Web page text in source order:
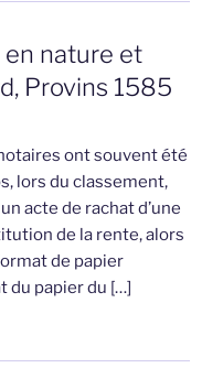
nature et
Provins 1585
ont souvent été
lors du classement,
acte de rachat d’une
de la rente, alors
de papier
du papier du […]